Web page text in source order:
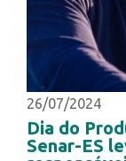
26/07/2024
Dia do
Senar-ES